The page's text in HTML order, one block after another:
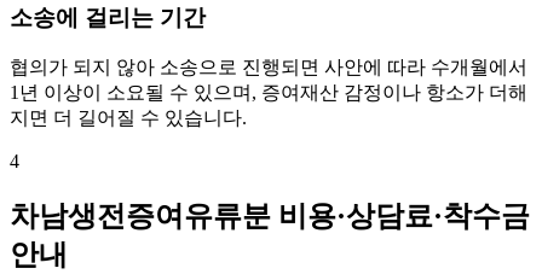
소송에 걸리는 기간
협의가 되지 않아 소송으로 진행되면 사안에 따라 수개월에서
1년 이상이 소요될 수 있으며, 증여재산 감정이나 항소가 더해
지면 더 길어질 수 있습니다.
4
차남생전증여유류분 비용·상담료·착수금
안내